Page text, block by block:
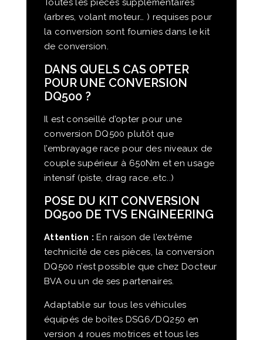
Toutes les pièces supplémentaires
(arbres, volant moteur… ) requises pour
la conversion sont fournies dans le kit
de conversion.
DANS QUELS CAS OPTER
POUR UNE CONVERSION
DQ500 ?
Il est conseillé d’opter pour une
conversion DQ500 plutôt que
l’embrayage race pour des niveaux de
couple supérieur à 650Nm et en usage
intensif (piste, drag race..etc..)
POSE DU KIT CONVERSION
DQ500 DE TVS ENGINEERING
Attention : En raison de l’extrême
technicité de ces pièces, la conversion
DQ500 n’est possible que chez Docteur
BVA ou un de ses partenaires.
Adaptable sur tous les véhicules
équipés de boîtes DSG6/DQ250 en
version 4 roues motrices et tous les